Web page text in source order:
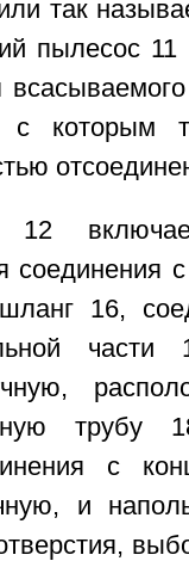
так
пылесос
с которым
12
соединения
16,
трубу
с
и